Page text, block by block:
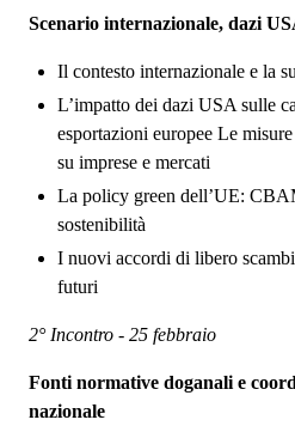
Scenario internazionale, dazi
Il contesto internazionale e la
L’impatto dei dazi USA sulle
esportazioni europee Le
su imprese e mercati
La policy green dell’UE:
sostenibilità
I nuovi accordi di libero
futuri
2° Incontro - 25 febbraio
Fonti normative doganali e
nazionale